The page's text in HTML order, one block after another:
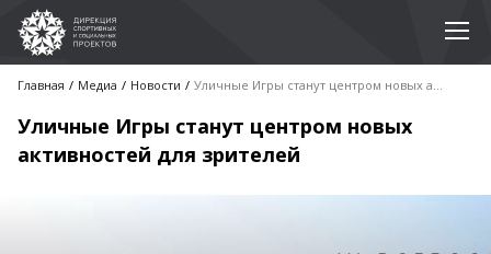
Главная Медиа Новости Уличные Игры станут центром новых активностей для зрителей
Уличные Игры станут центром новых
активностей для зрителей